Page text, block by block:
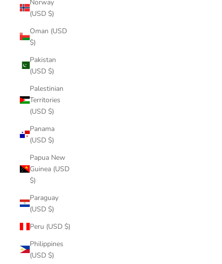
Norway
(USD $)
Oman (USD
$)
Pakistan
(USD $)
Palestinian
Territories
(USD $)
Panama
(USD $)
Papua New
Guinea (USD
$)
Paraguay
(USD $)
Peru (USD $)
Philippines
(USD $)